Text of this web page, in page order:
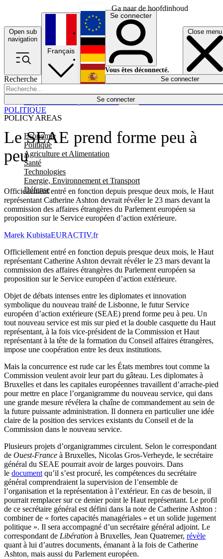
Ga naar de hoofdinhoud
Open sub
navigation
Close menu
Recherche
Se connecter
POLICY AREAS
Economie
Politique
Agriculture et Alimentation
Santé
Technologies
Energie, Environnement et Transport
Défense
Économie
Français
English
Deutsch
Español
Se connecter
Vous êtes déconnecté.
Se connecter
Le SEAE prend forme peu à
peu
Officiellement entré en fonction depuis presque deux mois, le Haut
représentant Catherine Ashton devrait révéler le 23 mars devant la
commission des affaires étrangères du Parlement européen sa
proposition sur le Service européen d’action extérieure.
POLITIQUE
Marek KubistaEURACTIV.fr
Officiellement entré en fonction depuis presque deux mois, le Haut
représentant Catherine Ashton devrait révéler le 23 mars devant la
commission des affaires étrangères du Parlement européen sa
proposition sur le Service européen d’action extérieure.
Objet de débats intenses entre les diplomates et innovation
symbolique du nouveau traité de Lisbonne, le futur Service
européen d’action extérieure (SEAE) prend forme peu à peu. Un
tout nouveau service est mis sur pied et la double casquette du Haut
représentant, à la fois vice-président de la Commission et Haut
représentant à la tête de la formation du Conseil affaires étrangères,
impose une coopération entre les deux institutions.
Mais la concurrence est rude car les États membres tout comme la
Commission veulent avoir leur part du gâteau. Les diplomates à
Bruxelles et dans les capitales européennes travaillent d’arrache-pied
pour mettre en place l’organigramme du nouveau service, qui dans
une grande mesure révélera la chaîne de commandement au sein de
la future puissante administration. Il donnera en particulier une idée
claire de la position des services existants du Conseil et de la
Commission dans le nouveau service.
Plusieurs projets d’organigrammes circulent. Selon le correspondant
de Ouest-France à Bruxelles, Nicolas Gros-Verheyde, le secrétaire
général du SEAE pourrait avoir de larges pouvoirs. Dans
le document qu’il s’est procuré, les compétences du secrétaire
général comprendraient la supervision de l’ensemble de
l’organisation et la représentation à l’extérieur. En cas de besoin, il
pourrait remplacer sur ce denier point le Haut représentant. Le profil
de ce secrétaire général est défini dans la note de Catherine Ashton :
combiner de « fortes capacités managériales » et un solide jugement
politique ». Il sera accompagné d’un secrétaire général adjoint. Le
correspondant de Libération à Bruxelles, Jean Quatremer, révèle
quant à lui d’autres documents, émanant à la fois de Catherine
Ashton, mais aussi du Parlement européen.